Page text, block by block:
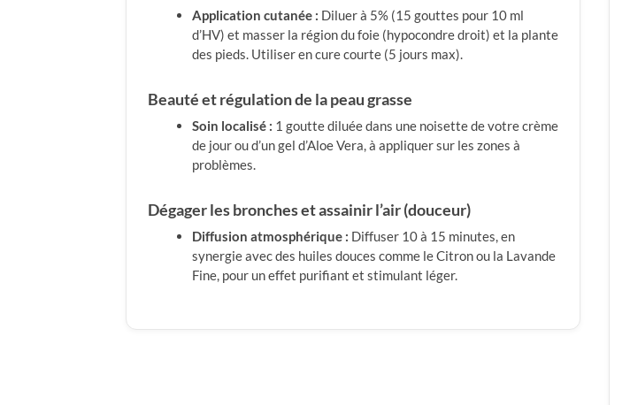
Application cutanée : Diluer à 5% (15 gouttes pour 10 ml
d’HV) et masser la région du foie (hypocondre droit) et la plante
des pieds. Utiliser en cure courte (5 jours max).
Beauté et régulation de la peau grasse
Soin localisé : 1 goutte diluée dans une noisette de votre crème
de jour ou d’un gel d’Aloe Vera, à appliquer sur les zones à
problèmes.
Dégager les bronches et assainir l’air (douceur)
Diffusion atmosphérique : Diffuser 10 à 15 minutes, en
synergie avec des huiles douces comme le Citron ou la Lavande
Fine, pour un effet purifiant et stimulant léger.